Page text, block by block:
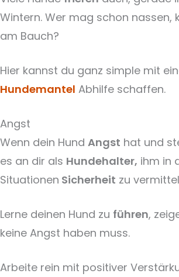
Wintern. Wer mag schon nassen,
am Bauch?
Hier kannst du ganz simple mit
Hundemantel Abhilfe schaffen.
Angst
Wenn dein Hund Angst hat und
es an dir als Hundehalter, ihm in
Situationen Sicherheit zu
Lerne deinen Hund zu führen,
keine Angst haben muss.
Arbeite rein mit positiver